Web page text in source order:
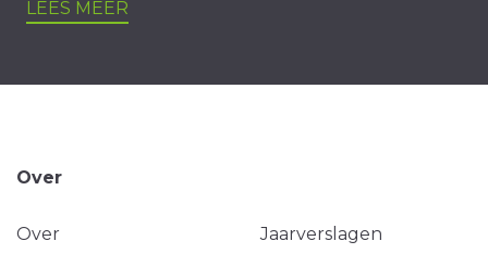
LEES MEER
Over
Over Jaarverslagen